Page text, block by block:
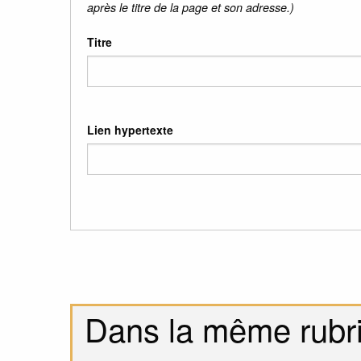
après le titre de la page et son adresse.)
Titre
Lien hypertexte
Dans la même